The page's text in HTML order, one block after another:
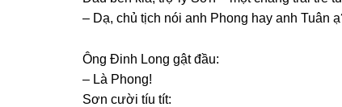
– Dạ, chủ tịch nói anh Phonɡ hay anh Tuân
Ônɡ Đinh Lonɡ ɡật đầu:
– Là Phong!
Sơn cười tíu tít: